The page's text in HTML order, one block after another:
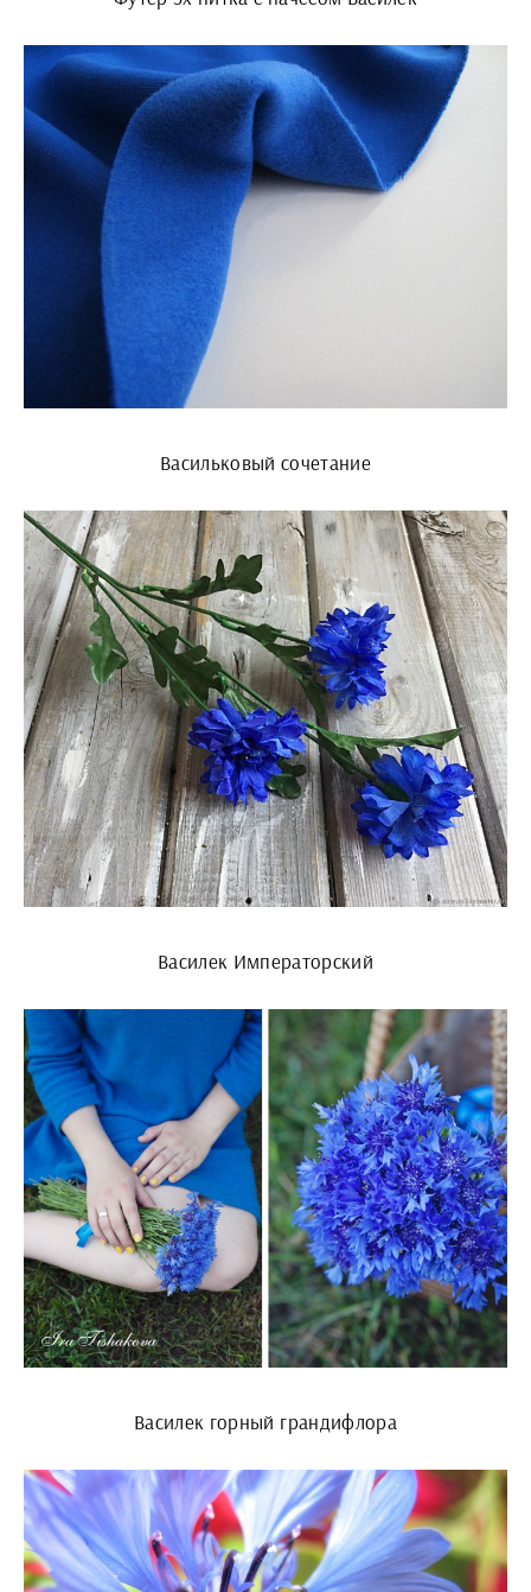
Васильковый сочетание
Василек Императорский
Василек горный грандифлора